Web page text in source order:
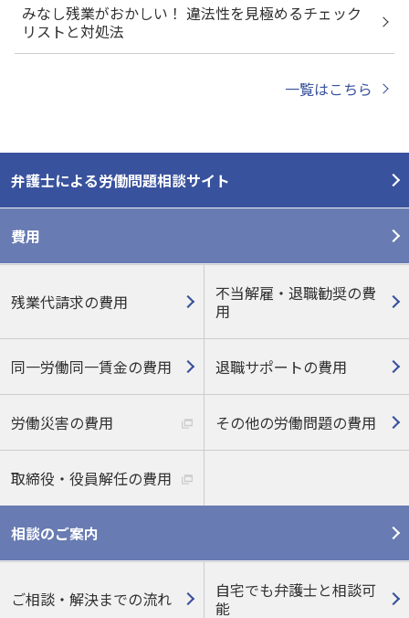
みなし残業がおかしい！ 違法性を見極めるチェック
リストと対処法
一覧はこちら
弁護士による労働問題相談サイト
費用
残業代請求の費用
不当解雇・退職勧奨の費
用
同一労働同一賃金の費用 退職サポートの費用
労働災害の費用 その他の労働問題の費用
取締役・役員解任の費用
相談のご案内
ご相談・解決までの流れ
自宅でも弁護士と相談可
能